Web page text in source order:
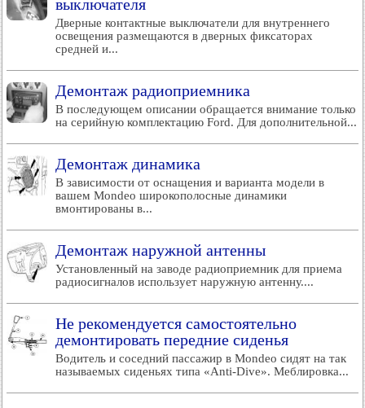
выключателя
Дверные контактные выключатели для внутреннего
освещения размещаются в дверных фиксаторах
средней и...
Демонтаж радиоприемника
В последующем описании обращается внимание только
на серийную комплектацию Ford. Для дополнительной...
Демонтаж динамика
В зависимости от оснащения и варианта модели в
вашем Mondeo широкополосные динамики
вмонтированы в...
Демонтаж наружной антенны
Установленный на заводе радиоприемник для приема
радиосигналов использует наружную антенну....
Не рекомендуется самостоятельно
демонтировать передние сиденья
Водитель и соседний пассажир в Mondeo сидят на так
называемых сиденьях типа «Anti-Dive». Меблировка...